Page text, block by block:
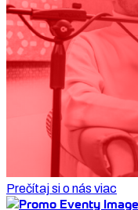
Prečítaj si o nás viac